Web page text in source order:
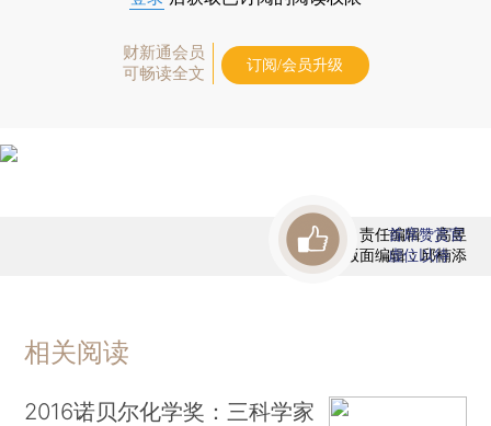
财新通会员
可畅读全文
订阅/会员升级
责任编辑：高昱
版面编辑：邱楠添
首席赞赏官
虚位以待
相关阅读
2016诺贝尔化学奖：三科学家